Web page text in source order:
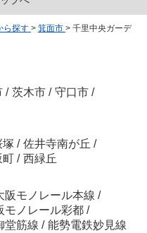
ら探す > 箕面市 > 千里中央ガーデ
/ 茨木市 / 守口市 /
塚 / 佐井寺南が丘 /
町 / 西緑丘
阪モノレール本線 /
モノレール彩都 /
堂筋線 / 能勢電鉄妙見線